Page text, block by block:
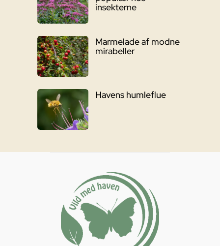
insekterne
Marmelade af modne
mirabeller
Havens humleflue